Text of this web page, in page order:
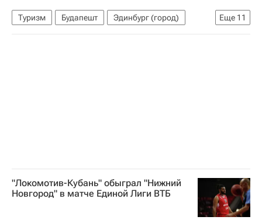
Еще 11
Туризм Будапешт
Эдинбург (город)
Токио
Шанхай Торонто
Баку
"Локомотив-Кубань" обыграл "Нижний
Новгород" в матче Единой Лиги ВТБ